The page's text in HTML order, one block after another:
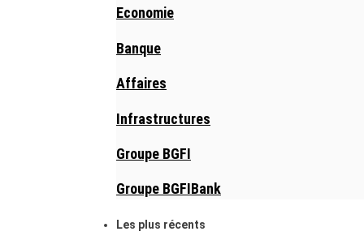
Economie
Banque
Affaires
Infrastructures
Groupe BGFI
Groupe BGFIBank
Les plus récents